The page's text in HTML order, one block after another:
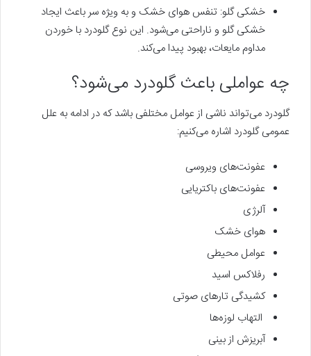
خشکی گلو: تنفس هوای خشک و به ویژه سر باعث ایجاد
خشکی گلو و ناراحتی می‌شود. این نوع گلودرد با خوردن
مداوم مایعات، بهبود پیدا می‌کند.
چه عواملی باعث گلودرد می‌شود؟
گلودرد می‌تواند ناشی از عوامل مختلفی باشد که در ادامه به علل
عمومی گلودرد اشاره می‌کنیم:
عفونت‌های ویروسی
عفونت‌های باکتریایی
آلرژی
هوای خشک
عوامل محیطی
رفلاکس اسید
کشیدگی تارهای صوتی
التهاب لوزه‌ها
آبریزش از بینی